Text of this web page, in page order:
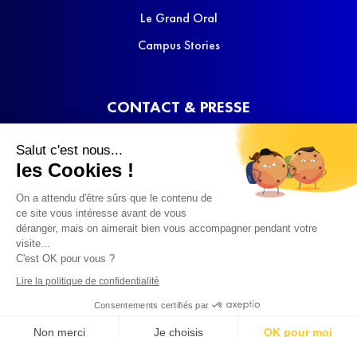
Salut c'est nous...
les Cookies !
On a attendu d'être sûrs que le contenu de
ce site vous intéresse avant de vous
déranger, mais on aimerait bien vous accompagner pendant votre
visite...
C'est OK pour vous ?
Lire la politique de confidentialité
Consentements certifiés par
Non merci Je choisis OK pour moi
Le Grand Oral
Campus Stories
CONTACT & PRESSE